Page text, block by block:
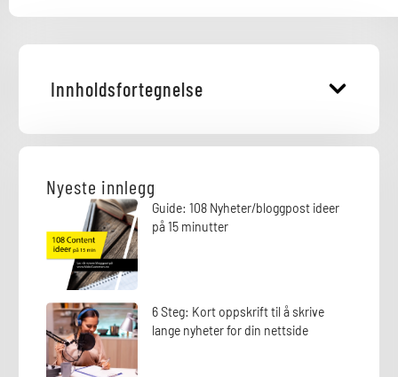
Innholdsfortegnelse
Nyeste innlegg
Guide: 108 Nyheter/bloggpost ideer
på 15 minutter
6 Steg: Kort oppskrift til å skrive
lange nyheter for din nettside